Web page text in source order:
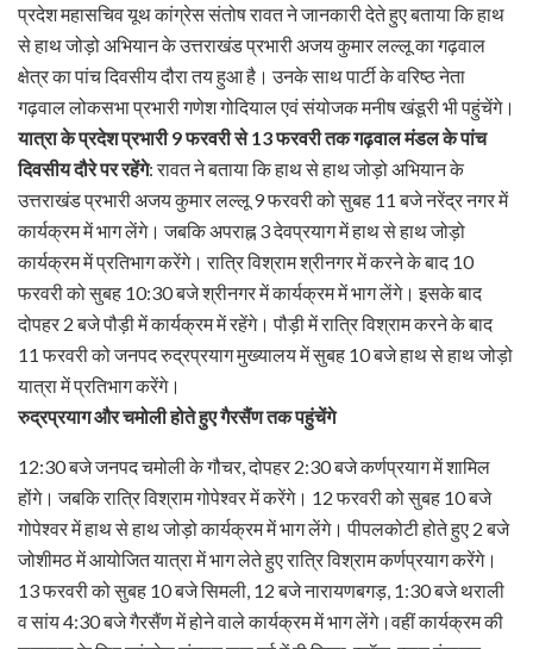
प्रदेश महासचिव यूथ कांग्रेस संतोष रावत ने जानकारी देते हुए बताया कि हाथ
से हाथ जोड़ो अभियान के उत्तराखंड प्रभारी अजय कुमार लल्लू का गढ़वाल
क्षेत्र का पांच दिवसीय दौरा तय हुआ है। उनके साथ पार्टी के वरिष्ठ नेता
गढ़वाल लोकसभा प्रभारी गणेश गोदियाल एवं संयोजक मनीष खंडूरी भी पहुंचेंगे।
यात्रा के प्रदेश प्रभारी 9 फरवरी से 13 फरवरी तक गढ़वाल मंडल के पांच
दिवसीय दौरे पर रहेंगे: रावत ने बताया कि हाथ से हाथ जोड़ो अभियान के
उत्तराखंड प्रभारी अजय कुमार लल्लू 9 फरवरी को सुबह 11 बजे नरेंद्र नगर में
कार्यक्रम में भाग लेंगे। जबकि अपराह्न 3 देवप्रयाग में हाथ से हाथ जोड़ो
कार्यक्रम में प्रतिभाग करेंगे। रात्रि विश्राम श्रीनगर में करने के बाद 10
फरवरी को सुबह 10:30 बजे श्रीनगर में कार्यक्रम में भाग लेंगे। इसके बाद
दोपहर 2 बजे पौड़ी में कार्यक्रम में रहेंगे। पौड़ी में रात्रि विश्राम करने के बाद
11 फरवरी को जनपद रुद्रप्रयाग मुख्यालय में सुबह 10 बजे हाथ से हाथ जोड़ो
यात्रा में प्रतिभाग करेंगे।
रुद्रप्रयाग और चमोली होते हुए गैरसैंण तक पहुंचेंगे
12:30 बजे जनपद चमोली के गौचर, दोपहर 2:30 बजे कर्णप्रयाग में शामिल
होंगे। जबकि रात्रि विश्राम गोपेश्वर में करेंगे। 12 फरवरी को सुबह 10 बजे
गोपेश्वर में हाथ से हाथ जोड़ो कार्यक्रम में भाग लेंगे। पीपलकोटी होते हुए 2 बजे
जोशीमठ में आयोजित यात्रा में भाग लेते हुए रात्रि विश्राम कर्णप्रयाग करेंगे।
13 फरवरी को सुबह 10 बजे सिमली, 12 बजे नारायणबगड़, 1:30 बजे थराली
व सांय 4:30 बजे गैरसैंण में होने वाले कार्यक्रम में भाग लेंगे।वहीं कार्यक्रम की